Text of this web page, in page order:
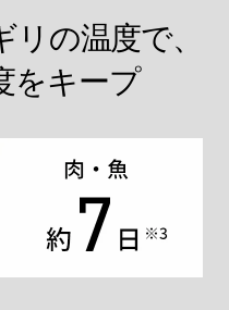
の温度で、
をキープ